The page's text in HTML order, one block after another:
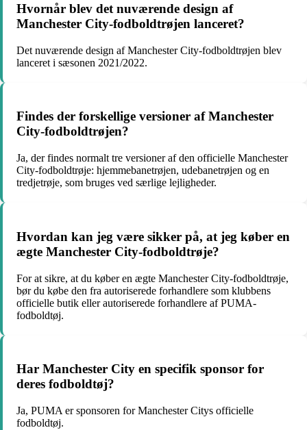
Hvornår blev det nuværende design af
Manchester City-fodboldtrøjen lanceret?
Det nuværende design af Manchester City-fodboldtrøjen blev
lanceret i sæsonen 2021/2022.
Findes der forskellige versioner af Manchester
City-fodboldtrøjen?
Ja, der findes normalt tre versioner af den officielle Manchester
City-fodboldtrøje: hjemmebanetrøjen, udebanetrøjen og en
tredjetrøje, som bruges ved særlige lejligheder.
Hvordan kan jeg være sikker på, at jeg køber en
ægte Manchester City-fodboldtrøje?
For at sikre, at du køber en ægte Manchester City-fodboldtrøje,
bør du købe den fra autoriserede forhandlere som klubbens
officielle butik eller autoriserede forhandlere af PUMA-
fodboldtøj.
Har Manchester City en specifik sponsor for
deres fodboldtøj?
Ja, PUMA er sponsoren for Manchester Citys officielle
fodboldtøj.